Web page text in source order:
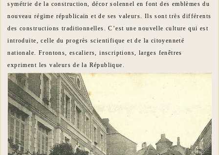
symétrie de la construction, décor solennel en font des emblèmes du
nouveau régime républicain et de ses valeurs. Ils sont très différents
des constructions traditionnelles. C’est une nouvelle culture qui est
introduite, celle du progrès scientifique et de la citoyenneté
nationale. Frontons, escaliers, inscriptions, larges fenêtres
expriment les valeurs de la République.